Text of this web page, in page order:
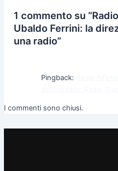
1 commento su
Ubaldo Ferrini: la
una radio”
Pingback:
I commenti sono chiusi.